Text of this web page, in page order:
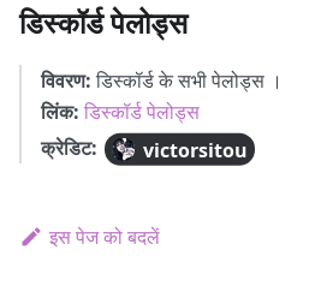
डिस्कॉर्ड पेलोड्स
विवरण:डिस्कॉर्ड के सभी पेलोड्स ।
लिंक: डिस्कॉर्ड पेलोड्स
क्रेडिट:
victorsitou
इस पेज को बदलें